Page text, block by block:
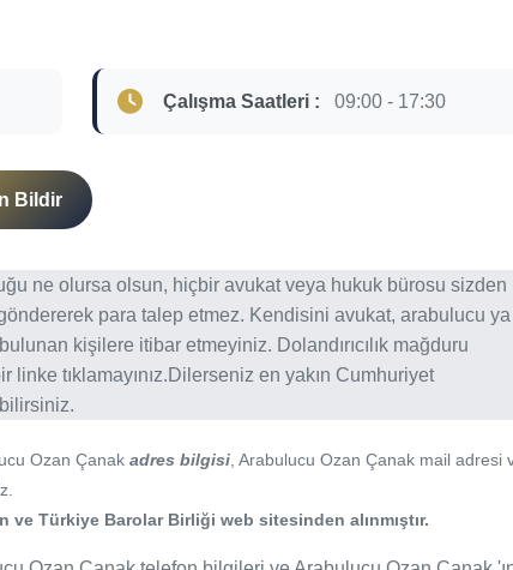
Çalışma Saatleri : 09:00 - 17:30
Bildir
ne olursa olsun, hiçbir avukat veya hukuk bürosu sizden
para talep etmez. Kendisini avukat, arabulucu
kişilere itibar etmeyiniz. Dolandırıcılık mağduru
linke tıklamayınız.Dilerseniz en yakın Cumhuriyet
Ozan Çanak adres bilgisi , Arabulucu Ozan Çanak mail adresi
ve Türkiye Barolar Birliği web sitesinden alınmıştır.